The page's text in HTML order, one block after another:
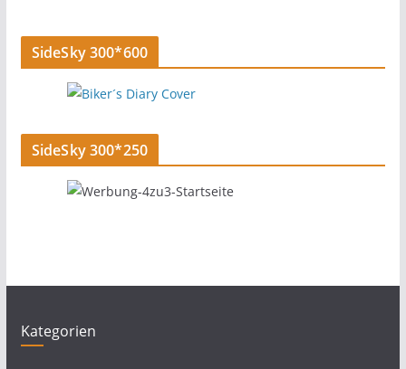
SideSky 300*600
SideSky 300*250
Kategorien